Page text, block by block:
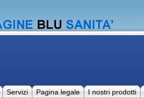
Servizi Pagina legale
I nostri prodotti